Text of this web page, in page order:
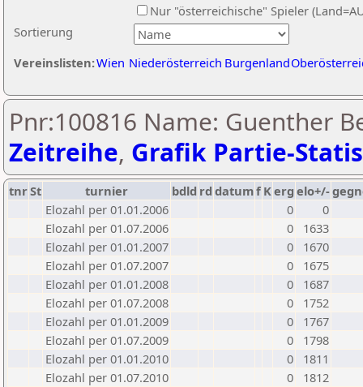
Sortierung
Nur "österreichische" Spieler
Vereinslisten:Wien Niederösterreich Burgenland
Pnr:100816 Name: Guenther
Zeitreihe, Grafik Partie-
tnrSt turnier bdld rd datumf Kerg elo+/-
Elozahl per 01.01.2006
0
0
Elozahl per 01.07.2006
0
1633
Elozahl per 01.01.2007
0
1670
Elozahl per 01.07.2007
0
1675
Elozahl per 01.01.2008
0
1687
Elozahl per 01.07.2008
0
1752
Elozahl per 01.01.2009
0
1767
Elozahl per 01.07.2009
0
1798
Elozahl per 01.01.2010
0
1811
Elozahl per 01.07.2010
0
1812